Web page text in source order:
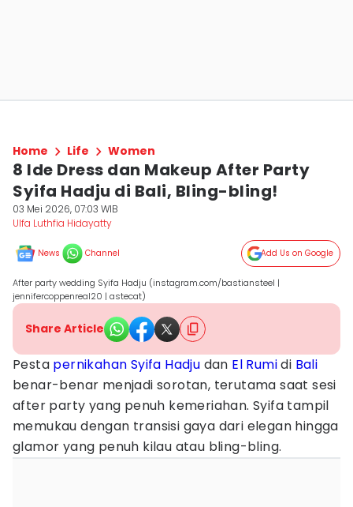
Home Life Women
8 Ide Dress dan Makeup After Party
Syifa Hadju di Bali, Bling-bling!
03 Mei 2026, 07:03 WIB
Ulfa Luthfia Hidayatty
News Channel Add Us on Google
After party wedding Syifa Hadju (instagram.com/bastiansteel |
jennifercoppenreal20 | astecat)
Share Article
Pesta pernikahan Syifa Hadju dan El Rumidi Bali
benar-benar menjadi sorotan, terutama saat sesi
after party yang penuh kemeriahan. Syifa tampil
memukau dengan transisi gaya dari elegan hingga
glamor yang penuh kilau atau bling-bling.